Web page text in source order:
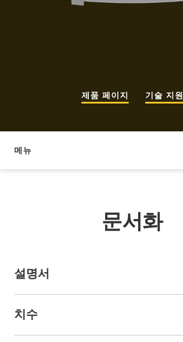
제품 페이지 기술 지원
메뉴
문서화
문서화
설명서
치수